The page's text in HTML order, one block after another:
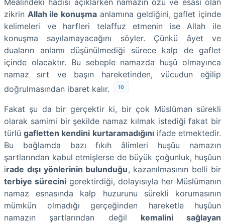
zikrin Allah ile konuşma anlamına geldiğini, gaflet içinde
kelimeleri ve harfleri telaffuz etmenin ise Allah ile
konuşma sayılamayacağını söyler. Çünkü âyet ve
duaların anlamı düşünülmediği sürece kalp de gaflet
içinde olacaktır. Bu sebeple namazda huşû olmayınca
namaz sırt ve başın hareketinden, vücudun eğilip
doğrulmasından ibaret kalır.
10
Fakat şu da bir gerçektir ki, bir çok Müslüman sürekli
olarak samimi bir şekilde namaz kılmak istediği fakat bir
türlügafletten kendini kurtaramadığınıifade etmektedir.
Bu bağlamda bazı fıkıh âlimleri huşûu namazın
şartlarından kabul etmişlerse de büyük çoğunluk, huşûun
irade dışı yönlerinin bulunduğu, kazanılmasının belli bir
terbiye sürecini gerektirdiği, dolayısıyla her Müslümanın
namaz esnasında kalp huzurunu sürekli korumasının
mümkün olmadığı gerçeğinden hareketle huşûun
namazın şartlarından değil kemalini sağlayan